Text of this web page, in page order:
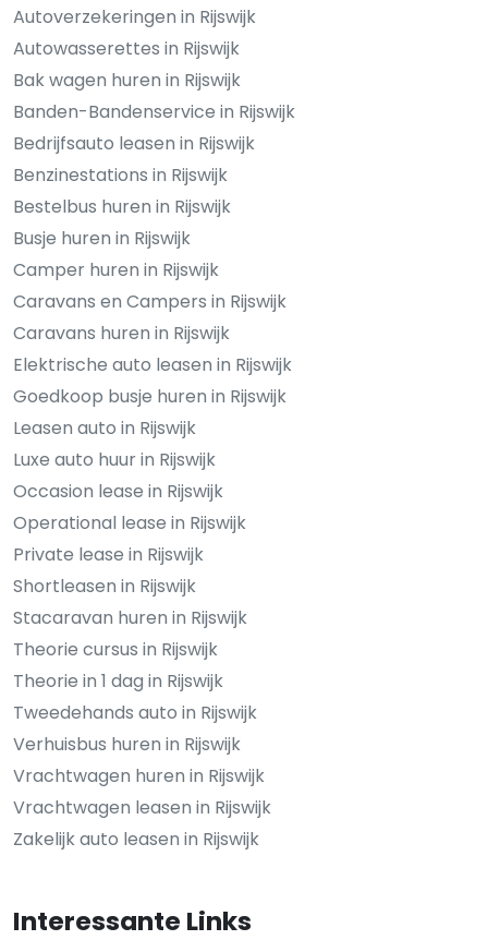
Autoverzekeringen in Rijswijk
Autowasserettes in Rijswijk
Bak wagen huren in Rijswijk
Banden-Bandenservice in Rijswijk
Bedrijfsauto leasen in Rijswijk
Benzinestations in Rijswijk
Bestelbus huren in Rijswijk
Busje huren in Rijswijk
Camper huren in Rijswijk
Caravans en Campers in Rijswijk
Caravans huren in Rijswijk
Elektrische auto leasen in Rijswijk
Goedkoop busje huren in Rijswijk
Leasen auto in Rijswijk
Luxe auto huur in Rijswijk
Occasion lease in Rijswijk
Operational lease in Rijswijk
Private lease in Rijswijk
Shortleasen in Rijswijk
Stacaravan huren in Rijswijk
Theorie cursus in Rijswijk
Theorie in 1 dag in Rijswijk
Tweedehands auto in Rijswijk
Verhuisbus huren in Rijswijk
Vrachtwagen huren in Rijswijk
Vrachtwagen leasen in Rijswijk
Zakelijk auto leasen in Rijswijk
Interessante Links